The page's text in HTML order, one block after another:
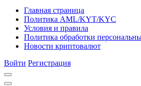
Главная страница
Политика AML/KYT/KYC
Условия и правила
Политика обработки
Новости криптовалют
Войти Регистрация